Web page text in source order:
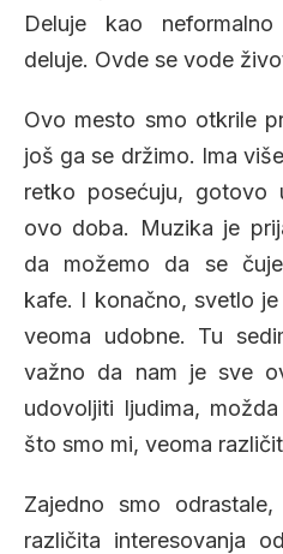
Deluje kao
deluje. Ovde se vode
Ovo mesto smo otkrile
još ga se držimo. Ima
retko posećuju,
ovo doba. Muzika je
da možemo da se
kafe. I konačno, svetlo
veoma udobne. Tu
važno da nam je sve
udovoljiti ljudima,
što smo mi, veoma
Zajedno smo
različita interesovanja